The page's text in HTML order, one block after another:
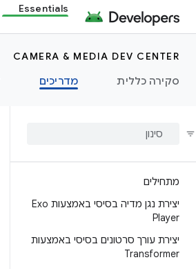
Essentials
CAMERA & MEDIA DEV CENTER
סקירה כללית
מדריכים
מתחילים
יצירת נגן מדיה בסיסי באמצעות Exo
Player
יצירת עורך סרטונים בסיסי באמצעות
Transformer